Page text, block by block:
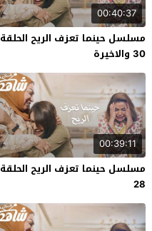
00:40:37
مسلسل حينما تعزف الريح الحلقة
30 والاخيرة
00:39:11
مسلسل حينما تعزف الريح الحلقة
28